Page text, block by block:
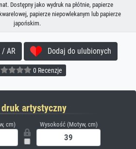
Dostępny jako wydruk na płótnie, papierze
papierze niepowlekanym lub papierze
japońskim.
AR Dodaj do ulubionych
0 Recenzje
artystyczny
cm) Wysokość (Motyw, cm)